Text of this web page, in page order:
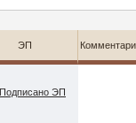
ЭП
Подписано ЭП